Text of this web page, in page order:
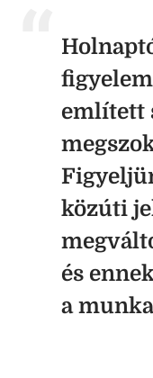
említett
közúti
és
a